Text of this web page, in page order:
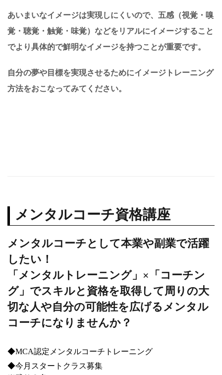
あいまいなイメージは実現しにくいので、五感（視覚・嗅
覚・聴覚・触覚・味覚）などをリアルにイメージすること
でより具体的で鮮明なイメージを持つことが重要です。
自分の夢や目標を実現させるためにイメージトレーニング
方法をおこなってみてください。
メンタルコーチ資格講座
メンタルコーチとして本業や副業で活躍
したい！
「メンタルトレーニング」×「コーチン
グ」でスキルと資格を取得して周りの⼤
切な⼈や⾃分の可能性を広げるメンタル
コーチになりませんか？
◆MCA認定メンタルコーチトレーニング
◆今⽉スタートクラス募集